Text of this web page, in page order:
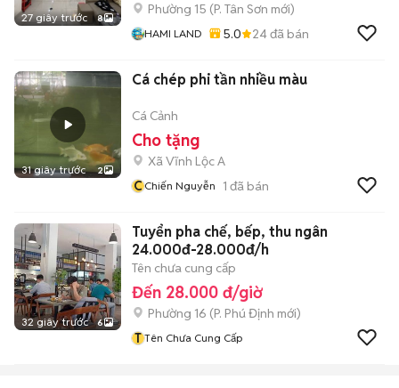
27 giây trước 8
Phường 15 (P. Tân Sơn mới)
HAMI LAND 5.0 24đã bán
31 giây trước 2
Cá chép phi tần nhiều màu
Cá Cảnh
Cho tặng
Xã Vĩnh Lộc A
CChiến Nguyễn 1 đã bán
32 giây trước 6
Tuyển pha chế, bếp, thu ngân
24.000đ-28.000đ/h
Tên chưa cung cấp
Đến 28.000 đ/giờ
Phường 16 (P. Phú Định mới)
T Tên Chưa Cung Cấp